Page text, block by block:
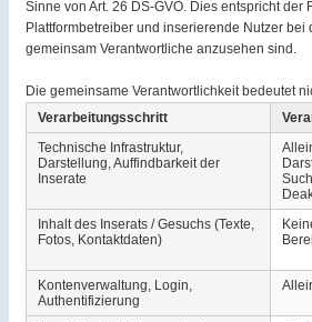
Sinne von Art. 26 DS-GVO. Dies entspricht
Plattformbetreiber und inserierende Nutzer
gemeinsam Verantwortliche anzusehen sind.
Die gemeinsame Verantwortlichkeit bedeutet
Verarbeitungsschritt
Technische Infrastruktur,
Darstellung, Auffindbarkeit der
Inserate
Inhalt des Inserats / Gesuchs (Texte,
Fotos, Kontaktdaten)
Kontenverwaltung, Login,
Authentifizierung